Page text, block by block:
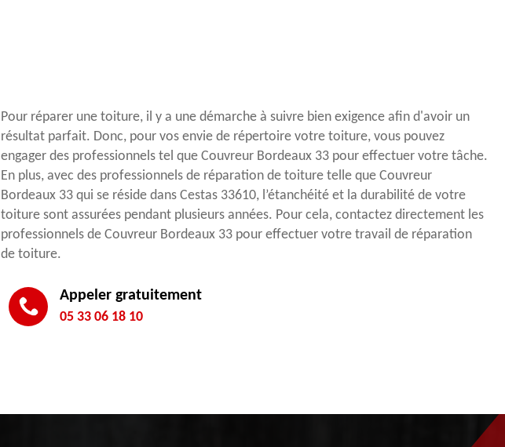
Pour réparer une toiture, il y a une démarche à suivre bien exigence afin d'avoir un
résultat parfait. Donc, pour vos envie de répertoire votre toiture, vous pouvez
engager des professionnels tel que Couvreur Bordeaux 33 pour effectuer votre tâche.
En plus, avec des professionnels de réparation de toiture telle que Couvreur
Bordeaux 33 qui se réside dans Cestas 33610, l’étanchéité et la durabilité de votre
toiture sont assurées pendant plusieurs années. Pour cela, contactez directement les
professionnels de Couvreur Bordeaux 33 pour effectuer votre travail de réparation
de toiture.
Appeler gratuitement
05 33 06 18 10